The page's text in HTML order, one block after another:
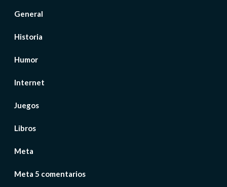
General
Historia
Humor
Internet
Juegos
Libros
Meta
Meta 5 comentarios